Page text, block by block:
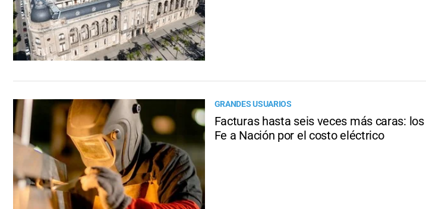
GRANDES USUARIOS
Facturas hasta seis veces más caras:
Fe a Nación por el costo eléctrico